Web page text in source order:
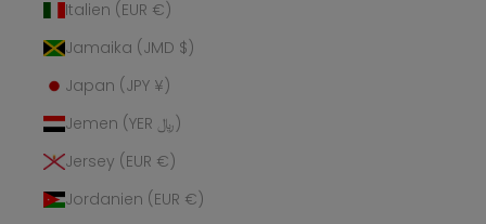
Italien (EUR €)
Jamaika (JMD $)
Japan (JPY ¥)
Jemen (YER ﷼)
Jersey (EUR €)
Jordanien (EUR €)